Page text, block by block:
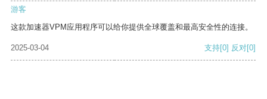
游客
这款加速器VPM应用程序可以给你提供全球覆盖和最高安全性的连接。
2025-03-04 支持[0] 反对[0]